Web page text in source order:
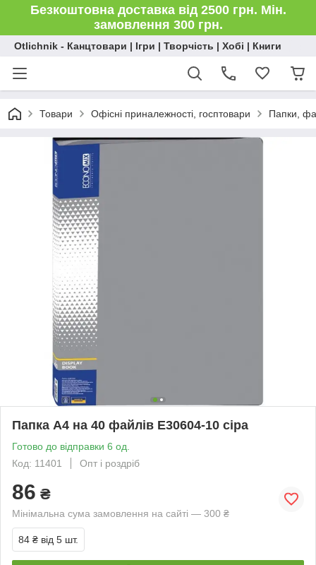
Безкоштовна доставка від 2500 грн. Мін.
замовлення 300 грн.
Otlichnik - Канцтовари | Ігри | Творчість | Хобі | Книги
Товари Офісні приналежності, госптовари Папки,
Папка А4 на 40 файлів E30604-10 сіра
Готово до відправки 6 од.
Код: 11401
Опт і роздріб
86 ₴
Мінімальна сума замовлення на сайті — 300 ₴
84 ₴ від 5 шт.